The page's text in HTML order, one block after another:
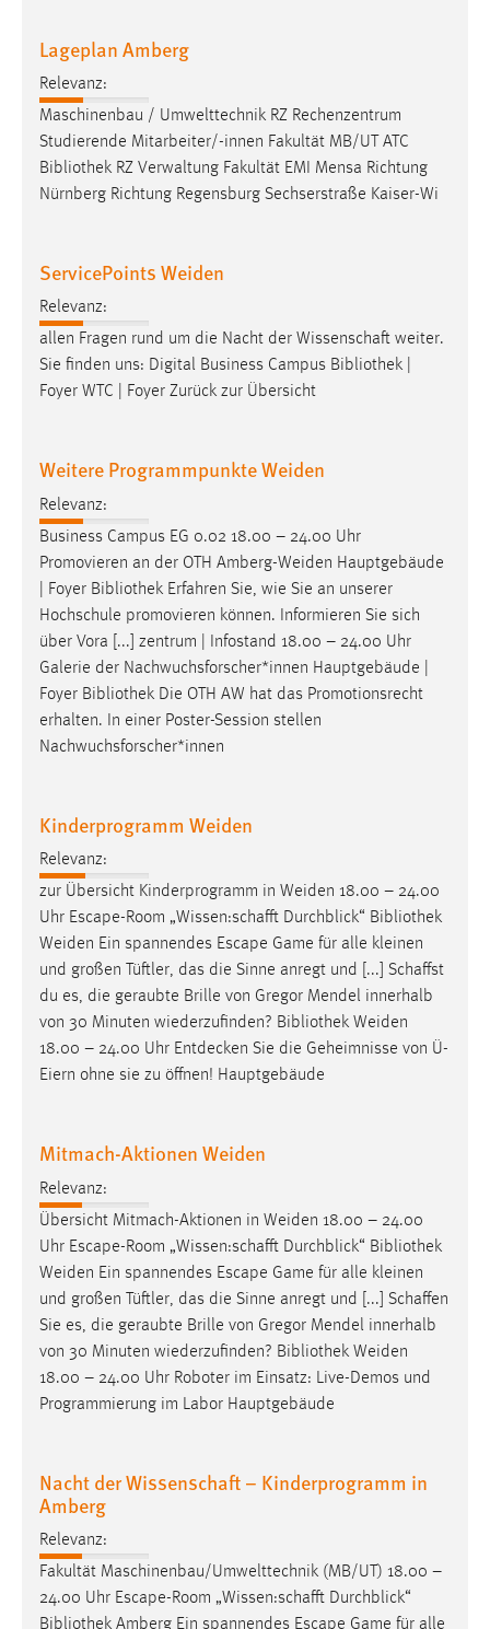
Lageplan Amberg
Relevanz:
Maschinenbau / Umwelttechnik RZ Rechenzentrum
Studierende Mitarbeiter/-innen Fakultät MB/UT ATC
Bibliothek RZ Verwaltung Fakultät EMI Mensa Richtung
Nürnberg Richtung Regensburg Sechserstraße Kaiser-Wi
ServicePoints Weiden
Relevanz:
allen Fragen rund um die Nacht der Wissenschaft weiter.
Sie finden uns: Digital Business Campus Bibliothek
Foyer WTC | Foyer Zurück zur Übersicht
Weitere Programmpunkte Weiden
Relevanz:
Business Campus EG 0.02 18.00 – 24.00 Uhr
Promovieren an der OTH Amberg-Weiden Hauptgebäude
| Foyer Bibliothek Erfahren Sie, wie Sie an unserer
Hochschule promovieren können. Informieren Sie sich
über Vora [...] zentrum | Infostand 18.00 – 24.00 Uhr
Galerie der Nachwuchsforscher*innen Hauptgebäude |
Foyer Bibliothek Die OTH AW hat das Promotionsrecht
erhalten. In einer Poster-Session stellen
Nachwuchsforscher*innen
Kinderprogramm Weiden
Relevanz:
zur Übersicht Kinderprogramm in Weiden 18.00 – 24.00
Uhr Escape-Room „Wissen:schafft Durchblick“ Bibliothek
Weiden Ein spannendes Escape Game für alle kleinen
und großen Tüftler, das die Sinne anregt und [...] Schaffst
du es, die geraubte Brille von Gregor Mendel innerhalb
von 30 Minuten wiederzufinden? Bibliothek Weiden
18.00 – 24.00 Uhr Entdecken Sie die Geheimnisse von Ü-
Eiern ohne sie zu öffnen! Hauptgebäude
Mitmach-Aktionen Weiden
Relevanz:
Übersicht Mitmach-Aktionen in Weiden 18.00 – 24.00
Uhr Escape-Room „Wissen:schafft Durchblick“ Bibliothek
Weiden Ein spannendes Escape Game für alle kleinen
und großen Tüftler, das die Sinne anregt und [...] Schaffen
Sie es, die geraubte Brille von Gregor Mendel innerhalb
von 30 Minuten wiederzufinden? Bibliothek Weiden
18.00 – 24.00 Uhr Roboter im Einsatz: Live-Demos und
Programmierung im Labor Hauptgebäude
Nacht der Wissenschaft – Kinderprogramm in
Amberg
Relevanz:
Fakultät Maschinenbau/Umwelttechnik (MB/UT) 18.00 –
24.00 Uhr Escape-Room „Wissen:schafft Durchblick“
Bibliothek Amberg Ein spannendes Escape Game für alle